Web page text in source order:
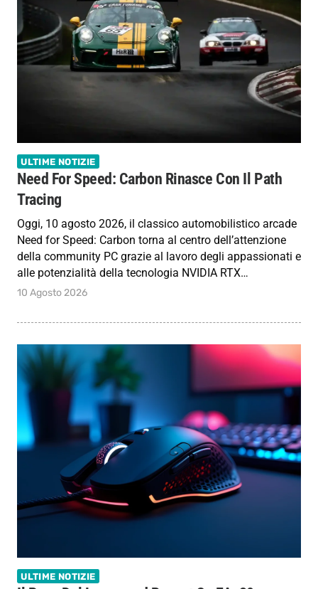
ULTIME NOTIZIE
Need For Speed: Carbon Rinasce Con Il Path
Tracing
Oggi, 10 agosto 2026, il classico automobilistico arcade
Need for Speed: Carbon torna al centro dell’attenzione
della community PC grazie al lavoro degli appassionati e
alle potenzialità della tecnologia NVIDIA RTX…
10 Agosto 2026
ULTIME NOTIZIE